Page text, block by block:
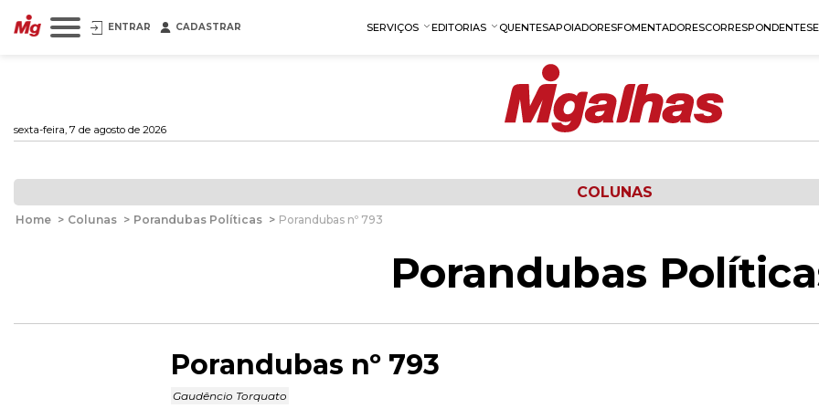
ENTRAR CADASTRAR SERVIÇOS EDITORIAS QUENTESAPOIADORESFOMENTADORESCORRESPONDENTES
sexta-feira, 7 de agosto de 2026
COLUNAS
Home > Colunas > Porandubas Políticas > Porandubas nº 793
Porandubas
Porandubas nº 793
Gaudêncio Torquato